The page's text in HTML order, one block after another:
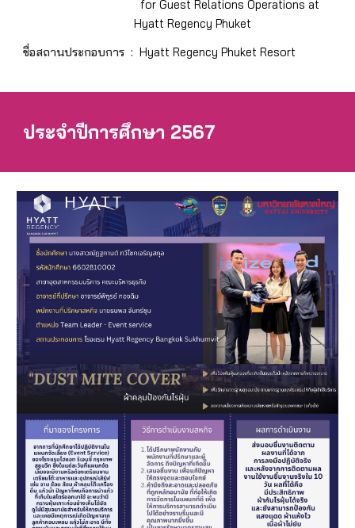
for Guest Relations Operations at
Hyatt Regency Phuket
ชื่อสถานประกอบการ :Hyatt Regency Phuket Resort
ประจำปีการศึกษา 2567